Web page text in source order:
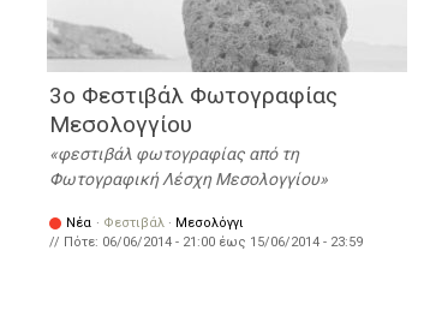
3ο Φεστιβάλ Φωτογραφίας
Μεσολογγίου
φεστιβάλ φωτογραφίας από τη
Φωτογραφική Λέσχη Μεσολογγίου
Νέα · Φεστιβάλ · Μεσολόγγι
// Πότε: 06/06/2014 - 21:00 έως 15/06/2014 - 23:59